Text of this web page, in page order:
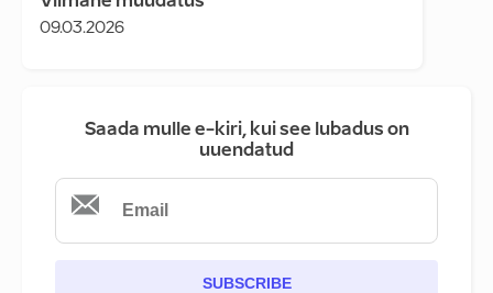
09.03.2026
Saada mulle e-kiri, kui see lubadus on
uuendatud
SUBSCRIBE